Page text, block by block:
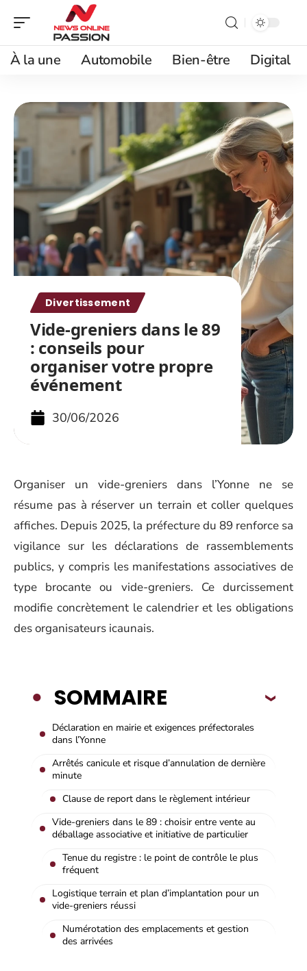
À la une Automobile Bien-être Digital
Divertissement
Vide-greniers dans le 89
: conseils pour
organiser votre propre
événement
30/06/2026
Organiser un vide-greniers dans l’Yonne ne se
résume pas à réserver un terrain et coller quelques
affiches. Depuis 2025, la préfecture du 89 renforce sa
vigilance sur les déclarations de rassemblements
publics, y compris les manifestations associatives de
type brocante ou vide-greniers. Ce durcissement
modifie concrètement le calendrier et les obligations
des organisateurs icaunais.
SOMMAIRE
Déclaration en mairie et exigences préfectorales
dans l’Yonne
Arrêtés canicule et risque d’annulation de dernière
minute
Clause de report dans le règlement intérieur
Vide-greniers dans le 89 : choisir entre vente au
déballage associative et initiative de particulier
Tenue du registre : le point de contrôle le plus
fréquent
Logistique terrain et plan d’implantation pour un
vide-greniers réussi
Numérotation des emplacements et gestion
des arrivées